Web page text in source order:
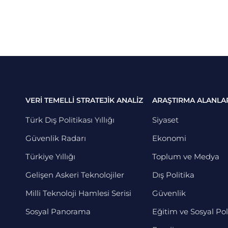
VERİ TEMELLİ STRATEJİK ANALİZ
Türk Dış Politikası Yıllığı
Güvenlik Radarı
Türkiye Yıllığı
Gelişen Askeri Teknolojiler
Milli Teknoloji Hamlesi Serisi
Sosyal Panorama
ARAŞTIRMA
Siyaset
Ekonomi
Toplum ve Medya
Dış Politika
Güvenlik
Eğitim ve Sosyal